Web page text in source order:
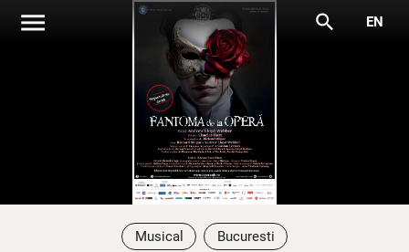
menu search EN
Musical Bucuresti